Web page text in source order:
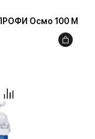
Осмо 100 М